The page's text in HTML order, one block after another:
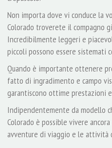
Non importa dove vi conduce la
Colorado troverete il compagno
Incredibilmente leggeri e
piccoli possono essere sistemati
Quando è importante ottenere
fatto di ingradimento e campo
garantiscono ottime prestazioni
Indipendentemente da modello
Colorado è possible vivere
avventure di viaggio e le attività